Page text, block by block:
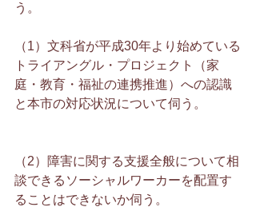
う。
（1）文科省が平成30年より始めている
トライアングル・プロジェクト（家
庭・教育・福祉の連携推進）への認識
と本市の対応状況について伺う。
（2）障害に関する支援全般について相
談できるソーシャルワーカーを配置す
ることはできないか伺う。